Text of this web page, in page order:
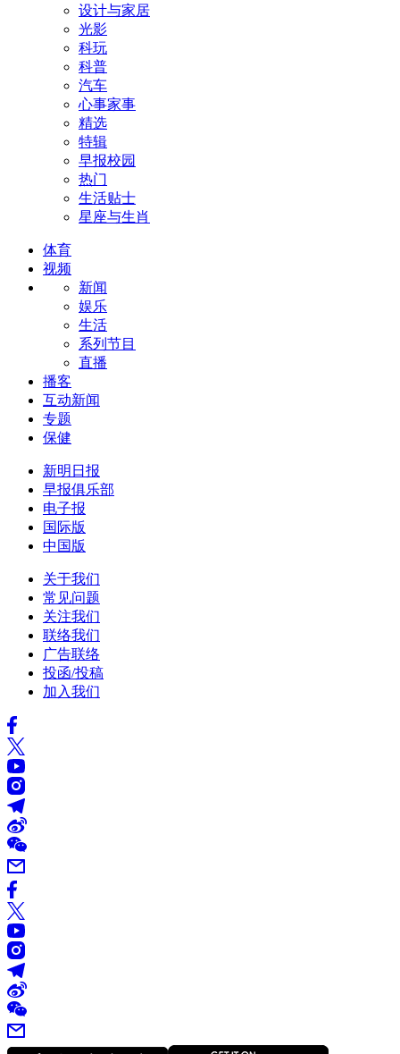
设计与家居
光影
科玩
科普
汽车
心事家事
精选
特辑
早报校园
热门
生活贴士
星座与生肖
体育
视频
新闻
娱乐
生活
系列节目
直播
播客
互动新闻
专题
保健
新明日报
早报俱乐部
电子报
国际版
中国版
关于我们
常见问题
关注我们
联络我们
广告联络
投函/投稿
加入我们